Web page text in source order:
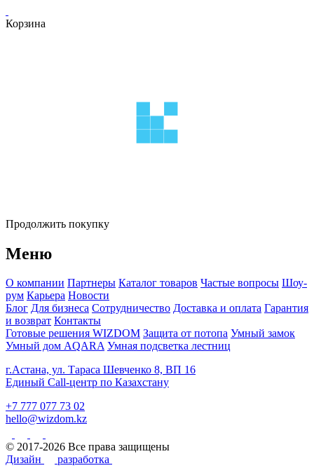
Корзина
Продолжить покупку
Меню
О компании Партнеры Каталог товаров Частые вопросы Шоу-
рум Карьера Новости
Блог Для бизнеса Сотрудничество Доставка и оплата Гарантия
и возврат Контакты
Готовые решения WIZDOM Защита от потопа Умный замок
Умный дом AQARA Умная подсветка лестниц
г.Астана, ул. Тараса Шевченко 8, ВП 16
Единый Call-центр по Казахстану
+7 777 077 73 02
hello@wizdom.kz
© 2017-2026 Все права защищены
Дизайн
разработка